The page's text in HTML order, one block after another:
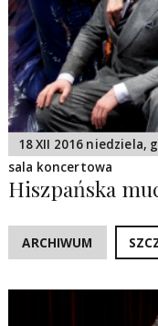
18 XII 2016 niedziela,
sala koncertowa
Hiszpańska
ARCHIWUM